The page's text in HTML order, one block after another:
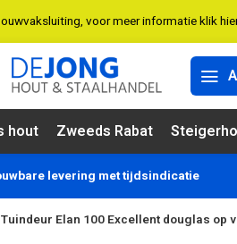
voor meer informatie klik
hout Zweeds Rabat
levering met tijdsindicatie
Tuindeur Elan 100 Excellent douglas op